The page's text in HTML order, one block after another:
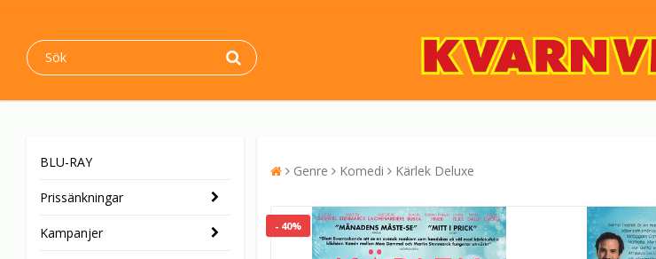
BLU-RAY
Prissänkningar
Kampanjer
Genre Komedi Kärlek Deluxe
- 40%